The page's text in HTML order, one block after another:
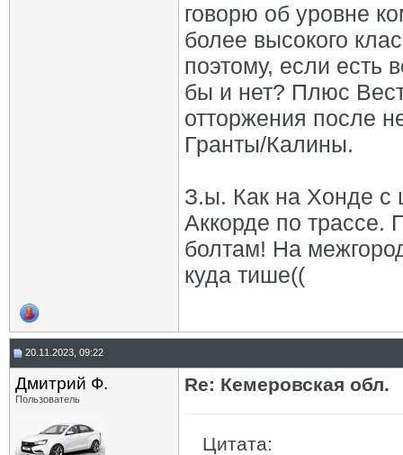
говорю об уровне
более высокого
поэтому, если есть
бы и нет? Плюс
отторжения после
Гранты/Калины.
З.ы. Как на Хонде с
Аккорде по трассе.
болтам! На
куда тише((
20.11.2023, 09:22
Дмитрий Ф.
Пользователь
Re: Кемеровская обл.
Цитата: